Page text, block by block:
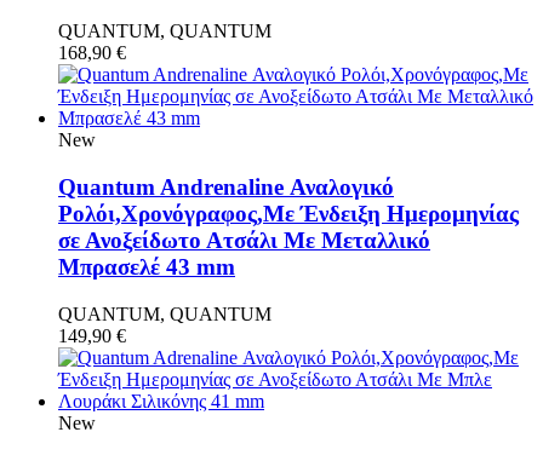
QUANTUM, QUANTUM
168,90 €
New
Quantum Andrenaline Αναλογικό
Ρολόι,Χρονόγραφος,Με Ένδειξη Ημερομηνίας
σε Ανοξείδωτο Ατσάλι Με Μεταλλικό
Μπρασελέ 43 mm
QUANTUM, QUANTUM
149,90 €
New